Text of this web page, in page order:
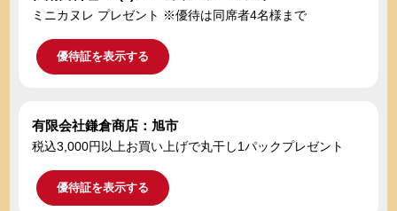
ミニカヌレ プレゼント ※優待は同席者4名様まで
優待証を表示する
有限会社鎌倉商店：旭市
税込3,000円以上お買い上げで丸干し1パックプレゼント
優待証を表示する